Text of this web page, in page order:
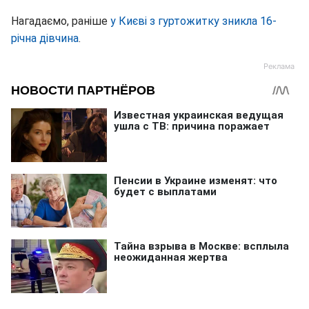
Нагадаємо, раніше у Києві з гуртожитку зникла 16-
річна дівчина.